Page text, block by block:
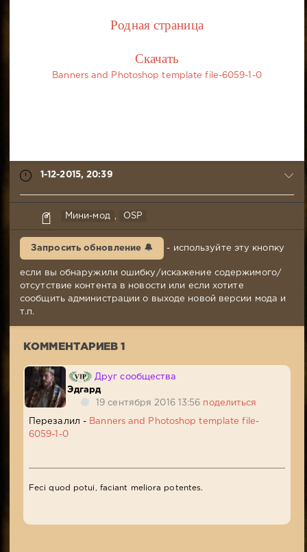
Родная страница
Скачать
Banners and Photoshop template file-6059-1-0
1-12-2015, 20:39
Branch_Warren
1-
20:39
Комментариев:
1
Мини-мод , OSP
Запросить обновление 🔔 - используйте эту кнопку
если вы обнаружили ошибку/искажение содержимого/
отсутствие контента в новости или если хотите
сообщить администрации о выходе новой версии мода и
т.п.
КОММЕНТАРИЕВ 1
Друг сообщества
Эдгард
19 сентября 2016 13:56 поделиться
Перезалил - Banners and Photoshop template file-
6059-1-0
Feci quod potui, faciant meliora potentes.